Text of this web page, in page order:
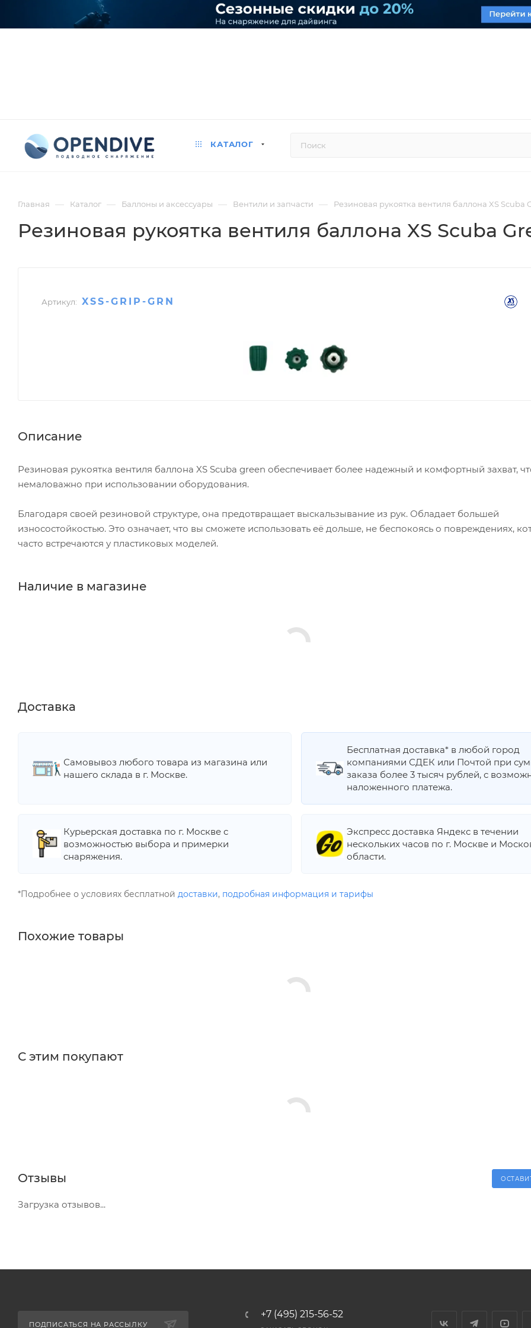
КАТАЛОГ
Главная — Каталог — Баллоны и аксессуары — Вентили и запчасти — Резиновая рукоятка вентиля баллона XS Scuba
Резиновая рукоятка вентиля баллона XS Scuba
Артикул: XSS-GRIP-GRN
Описание
Резиновая рукоятка вентиля баллона XS Scuba green обеспечивает более надежный и комфортный захват,
немаловажно при использовании оборудования.
Благодаря своей резиновой структуре, она предотвращает выскальзывание из рук. Обладает большей
износостойкостью. Это означает, что вы сможете использовать её дольше, не беспокоясь о повреждениях,
часто встречаются у пластиковых моделей.
Наличие в магазине
Доставка
Самовывоз любого товара из магазина или
нашего склада в г. Москве.
Бесплатная доставка* в любой город
компаниями СДЕК или Почтой при
заказа более 3 тысяч рублей, с
наложенного платежа.
Курьерская доставка по г. Москве с
возможностью выбора и примерки
снаряжения.
Экспресс доставка Яндекс в течении
нескольких часов по г. Москве и
области.
*Подробнее о условиях бесплатной доставки, подробная информация и тарифы
Похожие товары
С этим покупают
Отзывы
Загрузка отзывов...
ПОДПИСАТЬСЯ НА РАССЫЛКУ
+7 (495) 215-56-52